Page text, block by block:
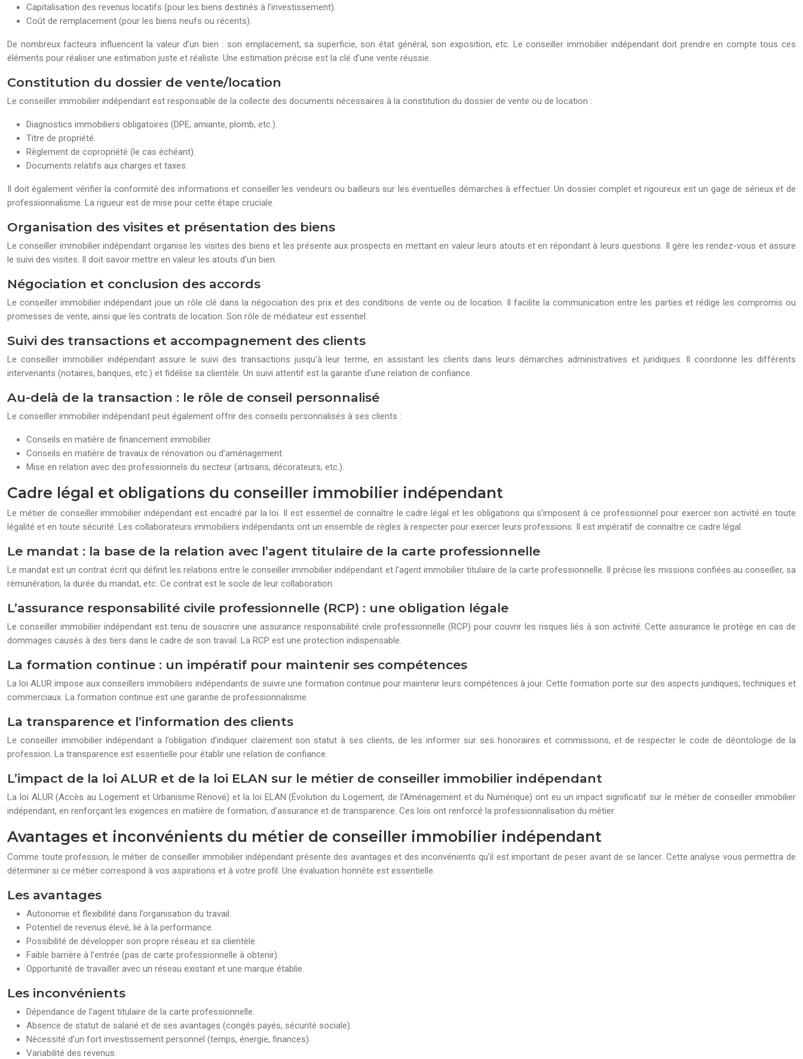
Capitalisation des revenus locatifs (pour les biens destinés à l’investissement).
Coût de remplacement (pour les biens neufs ou récents).
De nombreux facteurs influencent la valeur d’un bien : son emplacement, sa superficie, son état général, son exposition, etc. Le conseiller immobilier indépendant doit prendre en compte tous ces
éléments pour réaliser une estimation juste et réaliste. Une estimation précise est la clé d’une vente réussie.
Constitution du dossier de vente/location
Le conseiller immobilier indépendant est responsable de la collecte des documents nécessaires à la constitution du dossier de vente ou de location :
Diagnostics immobiliers obligatoires (DPE, amiante, plomb, etc.).
Titre de propriété.
Règlement de copropriété (le cas échéant).
Documents relatifs aux charges et taxes.
Il doit également vérifier la conformité des informations et conseiller les vendeurs ou bailleurs sur les éventuelles démarches à effectuer. Un dossier complet et rigoureux est un gage de sérieux et de
professionnalisme. La rigueur est de mise pour cette étape cruciale.
Organisation des visites et présentation des biens
Le conseiller immobilier indépendant organise les visites des biens et les présente aux prospects en mettant en valeur leurs atouts et en répondant à leurs questions. Il gère les rendez-vous et assure
le suivi des visites. Il doit savoir mettre en valeur les atouts d’un bien.
Négociation et conclusion des accords
Le conseiller immobilier indépendant joue un rôle clé dans la négociation des prix et des conditions de vente ou de location. Il facilite la communication entre les parties et rédige les compromis ou
promesses de vente, ainsi que les contrats de location. Son rôle de médiateur est essentiel.
Suivi des transactions et accompagnement des clients
Le conseiller immobilier indépendant assure le suivi des transactions jusqu’à leur terme, en assistant les clients dans leurs démarches administratives et juridiques. Il coordonne les différents
intervenants (notaires, banques, etc.) et fidélise sa clientèle. Un suivi attentif est la garantie d’une relation de confiance.
Au-delà de la transaction : le rôle de conseil personnalisé
Le conseiller immobilier indépendant peut également offrir des conseils personnalisés à ses clients :
Conseils en matière de financement immobilier.
Conseils en matière de travaux de rénovation ou d’aménagement.
Mise en relation avec des professionnels du secteur (artisans, décorateurs, etc.).
Cadre légal et obligations du conseiller immobilier indépendant
Le métier de conseiller immobilier indépendant est encadré par la loi. Il est essentiel de connaître le cadre légal et les obligations qui s’imposent à ce professionnel pour exercer son activité en toute
légalité et en toute sécurité. Les collaborateurs immobiliers indépendants ont un ensemble de règles à respecter pour exercer leurs professions. Il est impératif de connaître ce cadre légal.
Le mandat : la base de la relation avec l’agent titulaire de la carte professionnelle
Le mandat est un contrat écrit qui définit les relations entre le conseiller immobilier indépendant et l’agent immobilier titulaire de la carte professionnelle. Il précise les missions confiées au conseiller, sa
rémunération, la durée du mandat, etc. Ce contrat est le socle de leur collaboration.
L’assurance responsabilité civile professionnelle (RCP) : une obligation légale
Le conseiller immobilier indépendant est tenu de souscrire une assurance responsabilité civile professionnelle (RCP) pour couvrir les risques liés à son activité. Cette assurance le protège en cas de
dommages causés à des tiers dans le cadre de son travail. La RCP est une protection indispensable.
La formation continue : un impératif pour maintenir ses compétences
La loi ALUR impose aux conseillers immobiliers indépendants de suivre une formation continue pour maintenir leurs compétences à jour. Cette formation porte sur des aspects juridiques, techniques et
commerciaux. La formation continue est une garantie de professionnalisme.
La transparence et l’information des clients
Le conseiller immobilier indépendant a l’obligation d’indiquer clairement son statut à ses clients, de les informer sur ses honoraires et commissions, et de respecter le code de déontologie de la
profession. La transparence est essentielle pour établir une relation de confiance.
L’impact de la loi ALUR et de la loi ELAN sur le métier de conseiller immobilier indépendant
La loi ALUR (Accès au Logement et Urbanisme Rénové) et la loi ELAN (Évolution du Logement, de l’Aménagement et du Numérique) ont eu un impact significatif sur le métier de conseiller immobilier
indépendant, en renforçant les exigences en matière de formation, d’assurance et de transparence. Ces lois ont renforcé la professionnalisation du métier.
Avantages et inconvénients du métier de conseiller immobilier indépendant
Comme toute profession, le métier de conseiller immobilier indépendant présente des avantages et des inconvénients qu’il est important de peser avant de se lancer. Cette analyse vous permettra de
déterminer si ce métier correspond à vos aspirations et à votre profil. Une évaluation honnête est essentielle.
Les avantages
Autonomie et flexibilité dans l’organisation du travail.
Potentiel de revenus élevé, lié à la performance.
Possibilité de développer son propre réseau et sa clientèle.
Faible barrière à l’entrée (pas de carte professionnelle à obtenir).
Opportunité de travailler avec un réseau existant et une marque établie.
Les inconvénients
Dépendance de l’agent titulaire de la carte professionnelle.
Absence de statut de salarié et de ses avantages (congés payés, sécurité sociale).
Nécessité d’un fort investissement personnel (temps, énergie, finances).
Variabilité des revenus.